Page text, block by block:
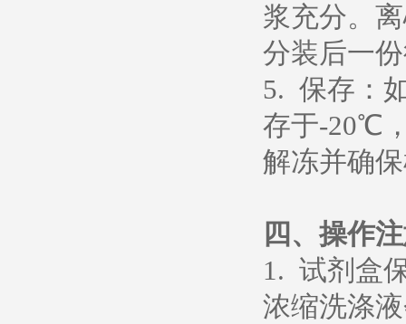
浆充分。
分装后一
5. 保存：
存于-20℃
解冻并确
四、操作
1. 试剂盒
浓缩洗涤